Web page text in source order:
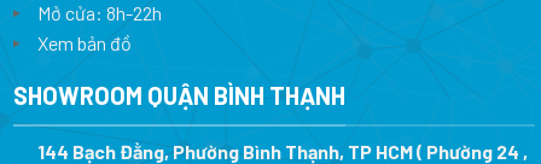
Mở cửa: 8h-22h
Xem bản đồ
SHOWROOM QUẬN BÌNH THẠNH
144 Bạch Đằng, Phường Bình Thạnh, TP HCM ( Phường 24 ,